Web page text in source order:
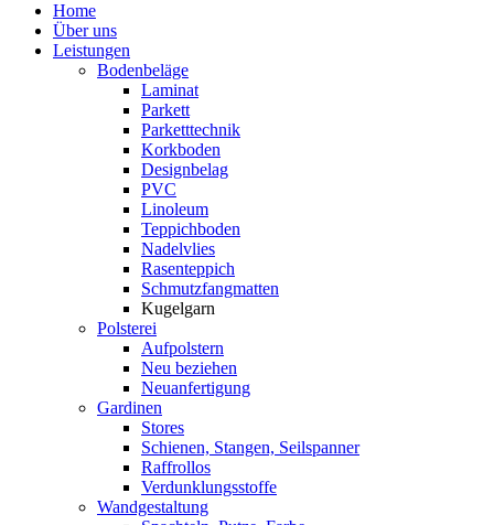
Home
Über uns
Leistungen
Bodenbeläge
Laminat
Parkett
Parketttechnik
Korkboden
Designbelag
PVC
Linoleum
Teppichboden
Nadelvlies
Rasenteppich
Schmutzfangmatten
Kugelgarn
Polsterei
Aufpolstern
Neu beziehen
Neuanfertigung
Gardinen
Stores
Schienen, Stangen, Seilspanner
Raffrollos
Verdunklungsstoffe
Wandgestaltung